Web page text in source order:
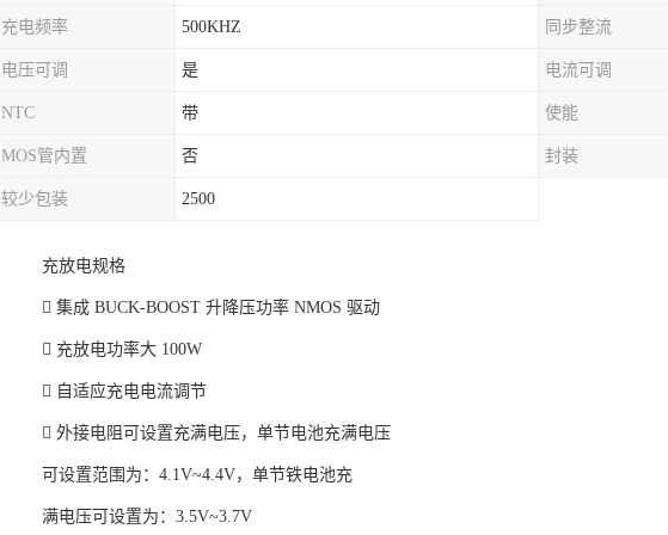
充电频率 500KHZ 同步整流
电压可调 是 电流可调
NTC 带 使能
MOS管内置 否 封装
较少包装 2500
充放电规格
 集成 BUCK-BOOST 升降压功率 NMOS 驱动
 充放电功率大 100W
 自适应充电电流调节
 外接电阻可设置充满电压，单节电池充满电压
可设置范围为：4.1V~4.4V，单节铁电池充
满电压可设置为：3.5V~3.7V